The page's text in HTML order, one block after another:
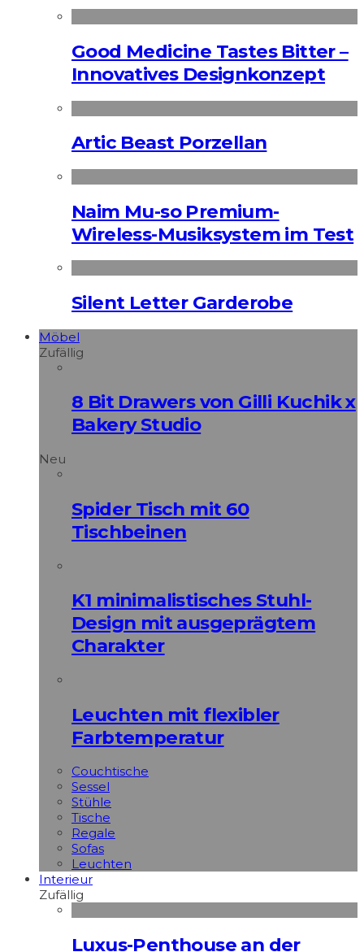
Good Medicine Tastes Bitter –
Innovatives Designkonzept
Artic Beast Porzellan
Naim Mu-so Premium-
Wireless-Musiksystem im Test
Silent Letter Garderobe
Möbel
Zufällig
8 Bit Drawers von Gilli Kuchik x
Bakery Studio
Neu
Spider Tisch mit 60
Tischbeinen
K1 minimalistisches Stuhl-
Design mit ausgeprägtem
Charakter
Leuchten mit flexibler
Farbtemperatur
Couchtische
Sessel
Stühle
Tische
Regale
Sofas
Leuchten
Interieur
Zufällig
Luxus-Penthouse an der